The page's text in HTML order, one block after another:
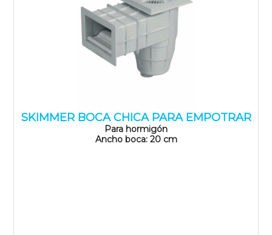
SKIMMER BOCA CHICA PARA EMPOTRAR
Para hormigón
Ancho boca: 20 cm